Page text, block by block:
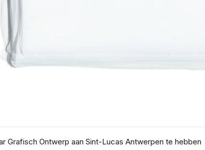
Grafisch Ontwerp aan Sint-Lucas Antwerpen te hebben